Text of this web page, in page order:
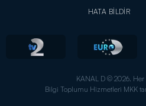
HATA BİLDİR
KANAL D © 2026. Her
Bilgi Toplumu Hizmetleri MKK